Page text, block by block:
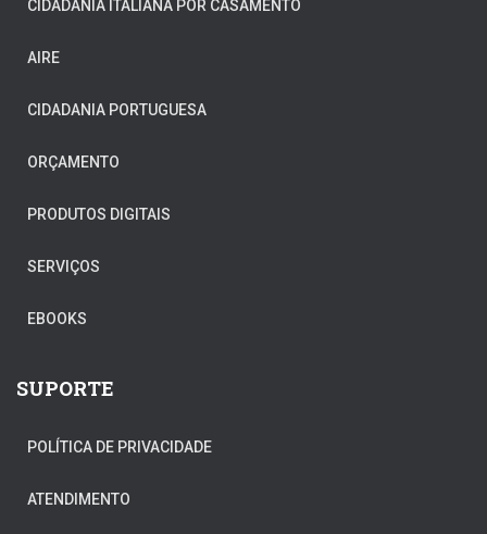
CIDADANIA ITALIANA POR CASAMENTO
AIRE
CIDADANIA PORTUGUESA
ORÇAMENTO
PRODUTOS DIGITAIS
SERVIÇOS
EBOOKS
SUPORTE
POLÍTICA DE PRIVACIDADE
ATENDIMENTO